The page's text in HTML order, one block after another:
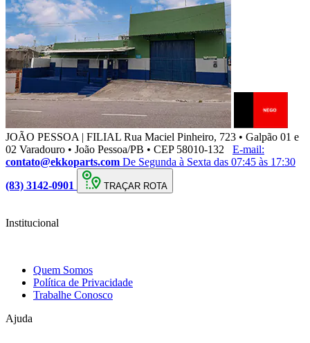
JOÃO PESSOA | FILIAL Rua Maciel Pinheiro, 723 • Galpão 01 e
02 Varadouro • João Pessoa/PB • CEP 58010-132
E-mail:
contato@ekkoparts.com De Segunda à Sexta das 07:45 às 17:30
(83) 3142-0901
TRAÇAR ROTA
Institucional
Quem Somos
Política de Privacidade
Trabalhe Conosco
Ajuda